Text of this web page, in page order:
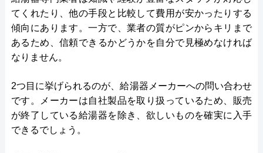
てくれたり、他の手段と比較して費用が安かったりする
傾向にあります。一方で、業者の質がピンからキリまで
あるため、信頼できるかどうかを自分で見極めなければ
なりません。
2つ目に挙げられるのが、給湯器メーカーへの問い合わせ
です。メーカーは自社製品を取り扱っているため、販売
が終了している給湯器を除き、欲しいものを確実に入手
できるでしょう。